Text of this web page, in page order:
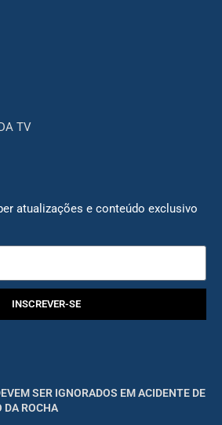
TV
atualizações e conteúdo exclusivo
INSCREVER-SE
SER IGNORADOS EM ACIDENTE DE
DA ROCHA